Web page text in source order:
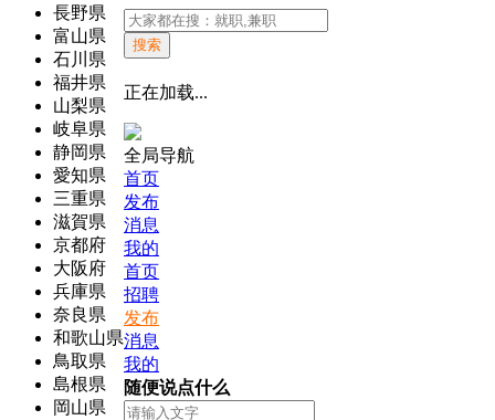
長野県
富山県
石川県
福井県
山梨県
岐阜県
静岡県
愛知県
三重県
滋賀県
京都府
大阪府
兵庫県
奈良県
和歌山県
鳥取県
島根県
岡山県
搜索
正在加载...
全局导航
首页
发布
消息
我的
首页
招聘
发布
消息
我的
随便说点什么